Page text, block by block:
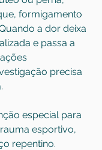
formigamento
a dor deixa
e passa a
precisa
especial para
esportivo,
repentino.